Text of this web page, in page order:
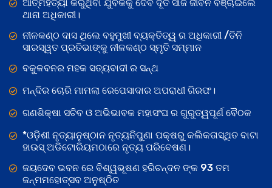
ଆତ୍ମହତ୍ୟା କରୁଥିବା ଯୁବକକୁ ଦେବ ଦୂତ ସାଜି ଜୀବନ ବଞ୍ଚାଇଲେ
ଥାନା ଅଧିକାରୀ।
ନୀଳକଣ୍ଠ ଦାସ ଥିଲେ ବହୁମୁଖୀ ବ୍ୟକ୍ତିତ୍ୱ ର ଅଧିକାରୀ /ତିନି
ସାରସ୍ୱତ ପ୍ରତିଭାଙ୍କୁ ନୀଳକଣ୍ଠ ସ୍ମୃତି ସମ୍ମାନ
ବକୁଳବନର ମହକ ସତ୍ୟବାଦୀ ର ସନ୍ଥ
ମନ୍ଦିର ଚୋରି ମାମଲା ରେପେସାଦାର ଅପରାଧୀ ଗିରଫ।
ଗଣଶିକ୍ଷା ସଚିବ ଓ ଅଭିଭାବକ ମହାସଂଘ ର ଗୁରୁତ୍ୱପୂର୍ଣ ବୈଠକ
*ଓଡ଼ିଶୀ ନୃତ୍ୟାନୁଷ୍ଠାନ ନୃତ୍ୟନିପୁଣା ପକ୍ଷରୁ କଲିକତାସ୍ଥିତ ବାଟା
ହାଉସ୍ ଅଡିଟୋରିୟମଠାରେ ନୃତ୍ୟ ପରିବେଷଣ।
ଜୟଦେବ ଭବନ ରେ ବିଶ୍ୱଭୂଷଣ ହରିଚନ୍ଦନ ଙ୍କ 93 ତମ
ଜନ୍ମମହୋତ୍ସବ ଅନୁଷ୍ଠିତ